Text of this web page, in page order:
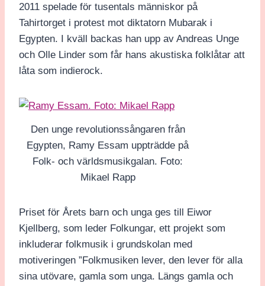
2011 spelade för tusentals människor på
Tahirtorget i protest mot diktatorn Mubarak i
Egypten. I kväll backas han upp av Andreas Unge
och Olle Linder som får hans akustiska folklåtar att
låta som indierock.
Den unge revolutionssångaren från
Egypten, Ramy Essam uppträdde på
Folk- och världsmusikgalan. Foto:
Mikael Rapp
Priset för Årets barn och unga ges till Eiwor
Kjellberg, som leder Folkungar, ett projekt som
inkluderar folkmusik i grundskolan med
motiveringen ”Folkmusiken lever, den lever för alla
sina utövare, gamla som unga. Längs gamla och